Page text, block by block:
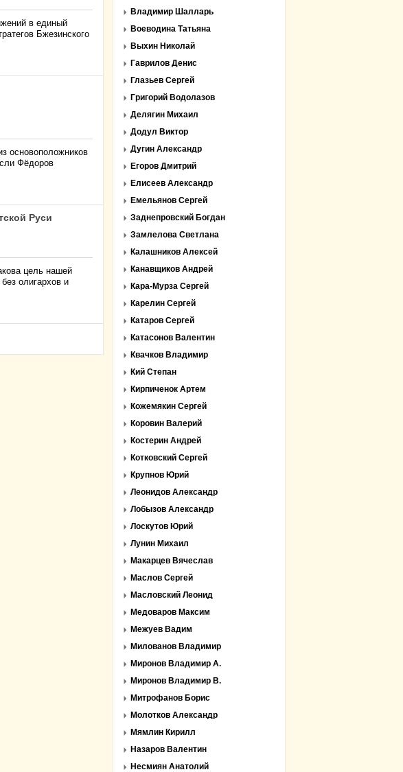
в единый
Бжезинского
основоположников
Фёдоров
Руси
цель нашей
олигархов и
Владимир Шалларь
Воеводина Татьяна
Выхин Николай
Гаврилов Денис
Глазьев Сергей
Григорий Водолазов
Делягин Михаил
Додул Виктор
Дугин Александр
Егоров Дмитрий
Елисеев Александр
Емельянов Сергей
Заднепровский Богдан
Замлелова Светлана
Калашников Алексей
Канавщиков Андрей
Кара-Мурза Сергей
Карелин Сергей
Катаров Сергей
Катасонов Валентин
Квачков Владимир
Кий Степан
Кирпиченок Артем
Кожемякин Сергей
Коровин Валерий
Костерин Андрей
Котковский Сергей
Крупнов Юрий
Леонидов Александр
Лобызов Александр
Лоскутов Юрий
Лунин Михаил
Макарцев Вячеслав
Маслов Сергей
Масловский Леонид
Медоваров Максим
Межуев Вадим
Милованов Владимир
Миронов Владимир А.
Миронов Владимир В.
Митрофанов Борис
Молотков Александр
Мямлин Кирилл
Назаров Валентин
Несмиян Анатолий